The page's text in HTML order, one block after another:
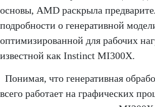
основы, AMD раскрыла
подробности о генеративной
оптимизированной для рабочих
известной как Instinct MI300X.
Понимая, что генеративная
всего работает на графических